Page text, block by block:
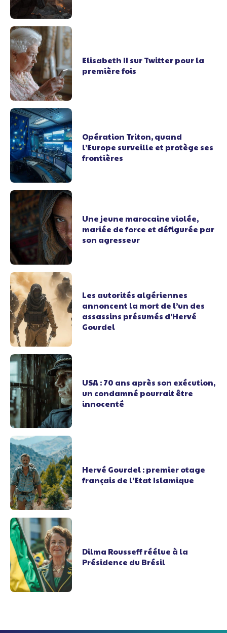
Elisabeth II sur Twitter pour la
première fois
Opération Triton, quand
l’Europe surveille et protège ses
frontières
Une jeune marocaine violée,
mariée de force et défigurée par
son agresseur
Les autorités algériennes
annoncent la mort de l’un des
assassins présumés d’Hervé
Gourdel
USA : 70 ans après son exécution,
un condamné pourrait être
innocenté
Hervé Gourdel : premier otage
français de l’Etat Islamique
Dilma Rousseff réélue à la
Présidence du Brésil